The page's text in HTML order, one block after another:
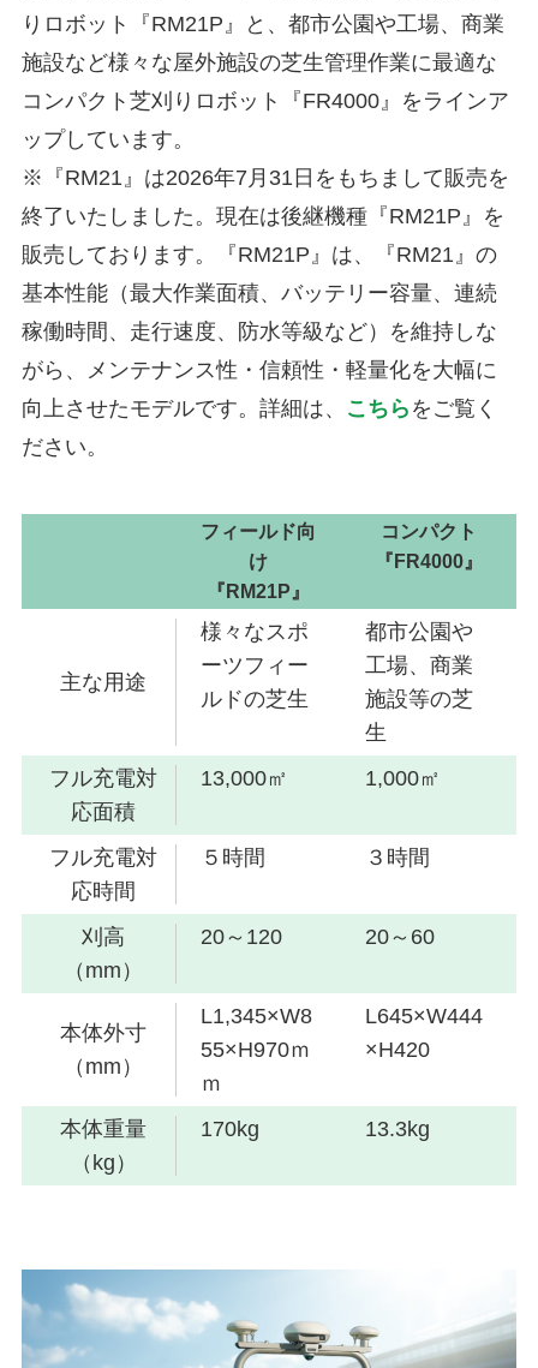
りロボット『RM21P』と、都市公園や工場、商業
施設など様々な屋外施設の芝生管理作業に最適な
コンパクト芝刈りロボット『FR4000』をラインア
ップしています。
※『RM21』は2026年7月31日をもちまして販売を
終了いたしました。現在は後継機種『RM21P』を
販売しております。『RM21P』は、『RM21』の
基本性能（最大作業面積、バッテリー容量、連続
稼働時間、走行速度、防水等級など）を維持しな
がら、メンテナンス性・信頼性・軽量化を大幅に
向上させたモデルです。詳細は、
こちら をご覧く
ださい。
フィールド向
け
『RM21P』
コンパクト
『FR4000』
主な用途
様々なスポ
ーツフィー
ルドの芝生
都市公園や
工場、商業
施設等の芝
生
フル充電対
応面積
13,000㎡ 1,000㎡
フル充電対
応時間
５時間 ３時間
刈高
（mm）
20～120 20～60
本体外寸
（mm）
L1,345×W8
55×H970ｍ
ｍ
L645×W444
×H420
本体重量
（kg）
170kg 13.3kg